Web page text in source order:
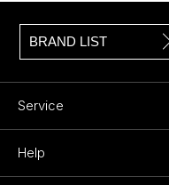
BRAND LIST
Service
Help